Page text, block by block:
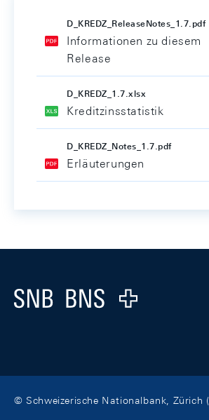
D_KREDZ_ReleaseNotes_1.7.pdf
Informationen zu diesem
Release
D_KREDZ_1.7.xlsx
Kreditzinsstatistik
D_KREDZ_Notes_1.7.pdf
Erläuterungen
Logo
© Schweizerische Nationalbank, Zürich